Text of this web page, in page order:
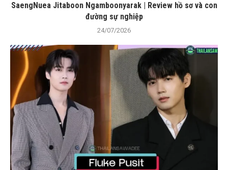
SaengNuea Jitaboon Ngamboonyarak | Review hồ sơ và con
đường sự nghiệp
24/07/2026